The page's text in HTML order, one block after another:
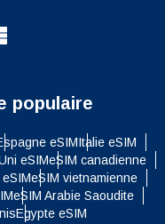
populaire
eSIMItalie eSIM
eSIMeSIM canadienne
eSIM vietnamienne
eSIM Arabie Saoudite
Egypte eSIM